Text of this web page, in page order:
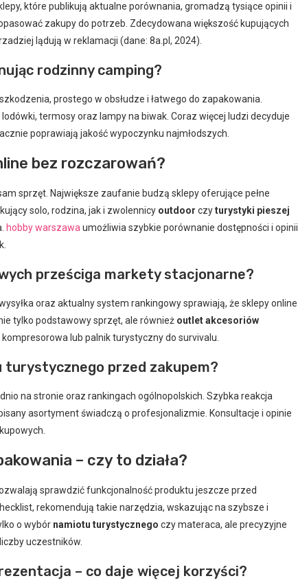
które publikują aktualne porównania, gromadzą tysiące opinii i
zakupy do potrzeb. Zdecydowana większość kupujących
lądują w reklamacji (dane: 8a.pl, 2024).
rodzinny camping?
prostego w obsłudze i łatwego do zapakowania.
termosy oraz lampy na biwak. Coraz więcej ludzi decyduje
poprawiają jakość wypoczynku najmłodszych.
bez rozczarowań?
sprzęt. Największe zaufanie budzą sklepy oferujące pełne
solo, rodzina, jak i zwolennicy outdoor czyturystyki pieszej
hobby warszawa umożliwia szybkie porównanie dostępności i opinii
prześciga markety stacjonarne?
oraz aktualny system rankingowy sprawiają, że sklepy online
tylko podstawowy sprzęt, ale również outlet akcesoriów
lub palnik turystyczny do survivalu.
turystycznego przed zakupem?
na stronie oraz rankingach ogólnopolskich. Szybka reakcja
asortyment świadczą o profesjonalizmie. Konsultacje i opinie
– czy to działa?
sprawdzić funkcjonalność produktu jeszcze przed
rekomendują takie narzędzia, wskazując na szybsze i
o wybór namiotu turystycznego czy materaca, ale precyzyjne
uczestników.
– co daje więcej korzyści?